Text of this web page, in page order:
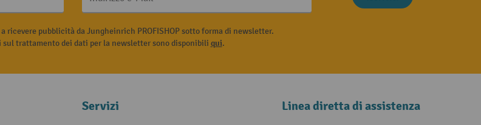
ricevere pubblicità da Jungheinrich PROFISHOP sotto forma di newsletter.
trattamento dei dati per la newsletter sono disponibili qui.
Servizi Linea diretta di assistenza